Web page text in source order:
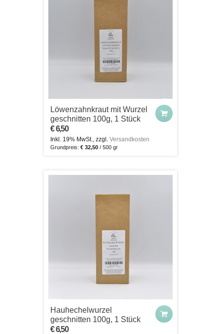
Löwenzahnkraut mit Wurzel
geschnitten 100g, 1 Stück
€ 6,50
Inkl. 19% MwSt., zzgl. Versandkosten
Grundpreis: € 32,50 / 500 gr
Hauhechelwurzel
geschnitten 100g, 1 Stück
€ 6,50